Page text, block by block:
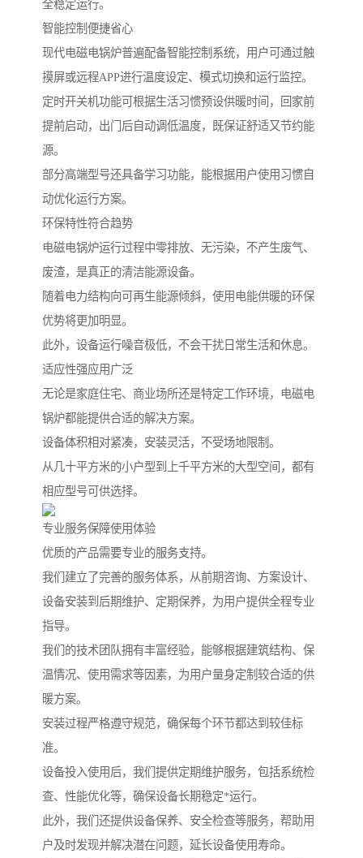
全稳定运行。
智能控制便捷省心
现代电磁电锅炉普遍配备智能控制系统，用户可通过触
摸屏或远程APP进行温度设定、模式切换和运行监控。
定时开关机功能可根据生活习惯预设供暖时间，回家前
提前启动，出门后自动调低温度，既保证舒适又节约能
源。
部分高端型号还具备学习功能，能根据用户使用习惯自
动优化运行方案。
环保特性符合趋势
电磁电锅炉运行过程中零排放、无污染，不产生废气、
废渣，是真正的清洁能源设备。
随着电力结构向可再生能源倾斜，使用电能供暖的环保
优势将更加明显。
此外，设备运行噪音极低，不会干扰日常生活和休息。
适应性强应用广泛
无论是家庭住宅、商业场所还是特定工作环境，电磁电
锅炉都能提供合适的解决方案。
设备体积相对紧凑，安装灵活，不受场地限制。
从几十平方米的小户型到上千平方米的大型空间，都有
相应型号可供选择。
专业服务保障使用体验
优质的产品需要专业的服务支持。
我们建立了完善的服务体系，从前期咨询、方案设计、
设备安装到后期维护、定期保养，为用户提供全程专业
指导。
我们的技术团队拥有丰富经验，能够根据建筑结构、保
温情况、使用需求等因素，为用户量身定制较合适的供
暖方案。
安装过程严格遵守规范，确保每个环节都达到较佳标
准。
设备投入使用后，我们提供定期维护服务，包括系统检
查、性能优化等，确保设备长期稳定*运行。
此外，我们还提供设备保养、安全检查等服务，帮助用
户及时发现并解决潜在问题，延长设备使用寿命。